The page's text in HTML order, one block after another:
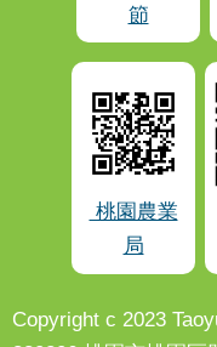
節
桃園農業
局
Copyright c 2023